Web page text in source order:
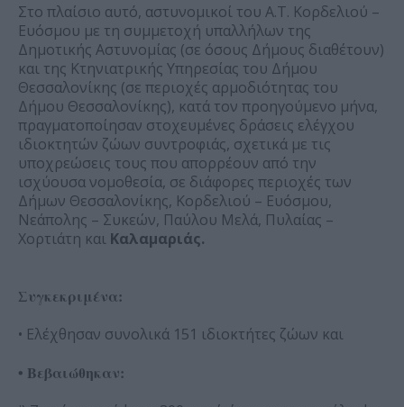
Στο πλαίσιο αυτό, αστυνομικοί του Α.Τ. Κορδελιού –
Ευόσμου με τη συμμετοχή υπαλλήλων της
Δημοτικής Αστυνομίας (σε όσους Δήμους διαθέτουν)
και της Κτηνιατρικής Υπηρεσίας του Δήμου
Θεσσαλονίκης (σε περιοχές αρμοδιότητας του
Δήμου Θεσσαλονίκης), κατά τον προηγούμενο μήνα,
πραγματοποίησαν στοχευμένες δράσεις ελέγχου
ιδιοκτητών ζώων συντροφιάς, σχετικά με τις
υποχρεώσεις τους που απορρέουν από την
ισχύουσα νομοθεσία, σε διάφορες περιοχές των
Δήμων Θεσσαλονίκης, Κορδελιού – Ευόσμου,
Νεάπολης – Συκεών, Παύλου Μελά, Πυλαίας –
Χορτιάτη και Καλαμαριάς.
Συγκεκριμένα:
• Ελέχθησαν συνολικά 151 ιδιοκτήτες ζώων και
• Βεβαιώθηκαν: